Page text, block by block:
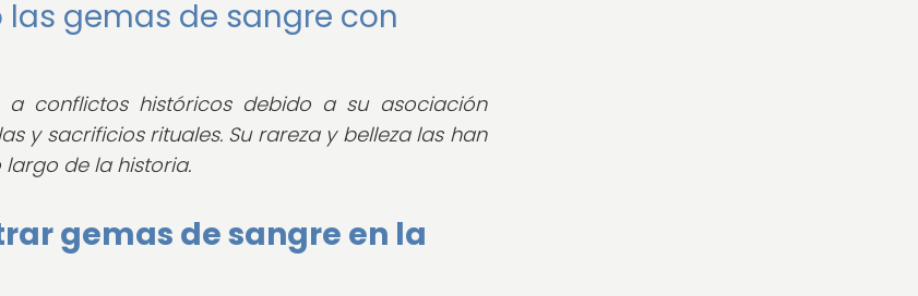
gemas de sangre con
conflictos históricos debido a su asociación
y sacrificios rituales. Su rareza y belleza las han
de la historia.
gemas de sangre en la